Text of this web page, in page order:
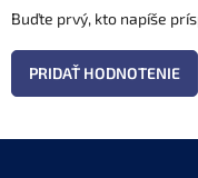
Buďte prvý, kto napíše
PRIDAŤ HODNOTENIE